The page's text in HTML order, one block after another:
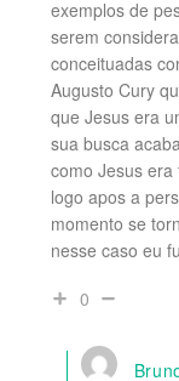
exemplos de
serem
conceituadas
Augusto Cury
que Jesus era
sua busca
como Jesus
logo apos a
momento se
nesse caso eu
0